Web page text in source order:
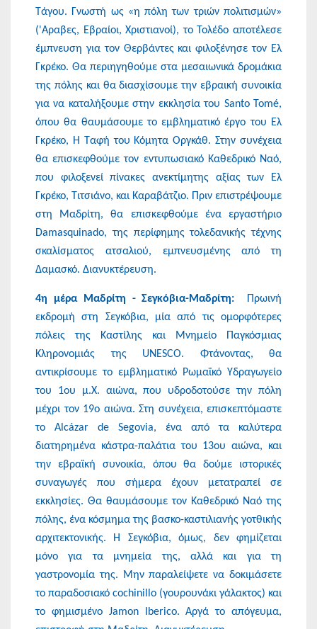
Τάγου. Γνωστή ως «η πόλη των τριών πολιτισμών»
('Αραβες, Εβραίοι, Χριστιανοί), το Τολέδο αποτέλεσε
έμπνευση για τον Θερβάντες και φιλοξένησε τον Ελ
Γκρέκο. Θα περιηγηθούμε στα μεσαιωνικά δρομάκια
της πόλης και θα διασχίσουμε την εβραική συνοικία
για να καταλήξουμε στην εκκλησία του Santo Tomé,
όπου θα θαυμάσουμε το εμβληματικό έργο του Ελ
Γκρέκο, Η Ταφή του Κόμητα Οργκάθ. Στην συνέχεια
θα επισκεφθούμε τον εντυπωσιακό Καθεδρικό Ναό,
που φιλοξενεί πίνακες ανεκτίμητης αξίας των Ελ
Γκρέκο, Τιτσιάνο, και Καραβάτζιο. Πριν επιστρέψουμε
στη Μαδρίτη, θα επισκεφθούμε ένα εργαστήριο
Damasquinado, της περίφημης τολεδανικής τέχνης
σκαλίσματος ατσαλιού, εμπνευσμένης από τη
Δαμασκό. Διανυκτέρευση.
4η μέρα Μαδρίτη - Σεγκόβια-Μαδρίτη: Πρωινή
εκδρομή στη Σεγκόβια, μία από τις ομορφότερες
πόλεις της Καστίλης και Μνημείο Παγκόσμιας
Κληρονομιάς της UNESCO. Φτάνοντας, θα
αντικρίσουμε το εμβληματικό Ρωμαϊκό Υδραγωγείο
του 1ου μ.Χ. αιώνα, που υδροδοτούσε την πόλη
μέχρι τον 19ο αιώνα. Στη συνέχεια, επισκεπτόμαστε
το Alcázar de Segovia, ένα από τα καλύτερα
διατηρημένα κάστρα-παλάτια του 13ου αιώνα, και
την εβραϊκή συνοικία, όπου θα δούμε ιστορικές
συναγωγές που σήμερα έχουν μετατραπεί σε
εκκλησίες. Θα θαυμάσουμε τον Καθεδρικό Ναό της
πόλης, ένα κόσμημα της βασκο-καστιλιανής γοτθικής
αρχιτεκτονικής. Η Σεγκόβια, όμως, δεν φημίζεται
μόνο για τα μνημεία της, αλλά και για τη
γαστρονομία της. Μην παραλείψετε να δοκιμάσετε
το παραδοσιακό cochinillo (γουρουνάκι γάλακτος) και
το φημισμένο Jamon Iberico. Αργά το απόγευμα,